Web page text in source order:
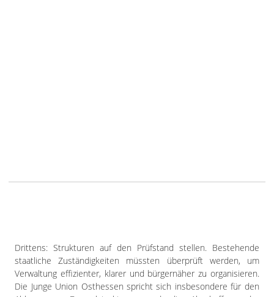
Drittens: Strukturen auf den Prüfstand stellen. Bestehende
staatliche Zuständigkeiten müssten überprüft werden, um
Verwaltung effizienter, klarer und bürgernäher zu organisieren.
Die Junge Union Osthessen spricht sich insbesondere für den